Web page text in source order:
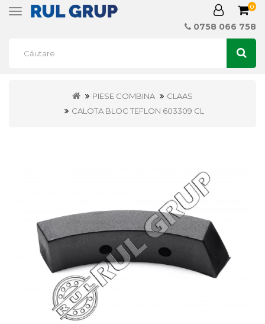
Toggle
0
0758 066 758
PIESE COMBINA
CLAAS
CALOTA BLOC TEFLON 603309 CL